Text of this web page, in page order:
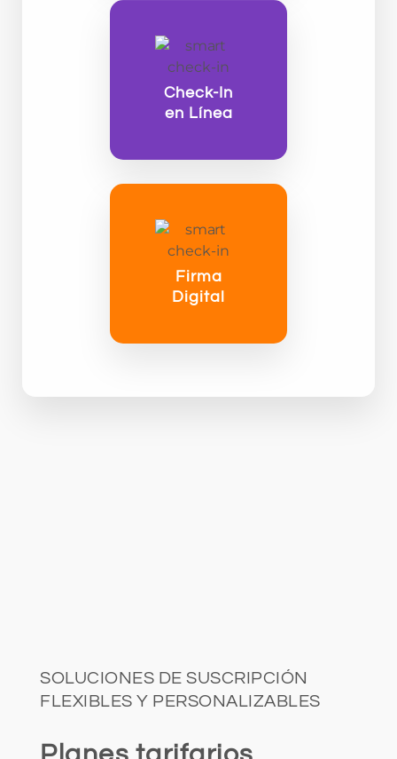
Check-In
en Línea
Firma
Digital
SOLUCIONES DE SUSCRIPCIÓN
FLEXIBLES Y PERSONALIZABLES